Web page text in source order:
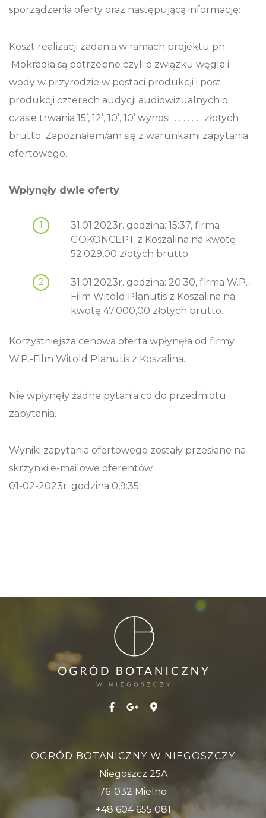
sporządzenia oferty oraz następującą informację:
Koszt realizacji zadania w ramach projektu pn
Mokradła są potrzebne czyli o związku węgla i
wody w przyrodzie w postaci produkcji i post
produkcji czterech audycji audiowizualnych o
czasie trwania 15’, 12’, 10’, 10’ wynosi ………….. złotych
brutto. Zapoznałem/am się z warunkami zapytania
ofertowego.
Wpłynęły dwie oferty
31.01.2023r. godzina: 15:37, firma
GOKONCEPT z Koszalina na kwotę
52.029,00 złotych brutto.
31.01.2023r. godzina: 20:30, firma W.P.-
Film Witold Planutis z Koszalina na
kwotę 47.000,00 złotych brutto.
Korzystniejsza cenowa oferta wpłynęła od firmy
W.P.-Film Witold Planutis z Koszalina.
Nie wpłynęły żadne pytania co do przedmiotu
zapytania.
Wyniki zapytania ofertowego zostały przesłane na
skrzynki e-mailowe oferentów.
01-02-2023r. godzina 0,9:35.
OGRÓD BOTANICZNY W NIEGOSZCZY
Niegoszcz 25A
76-032 Mielno
+48 604 655 081